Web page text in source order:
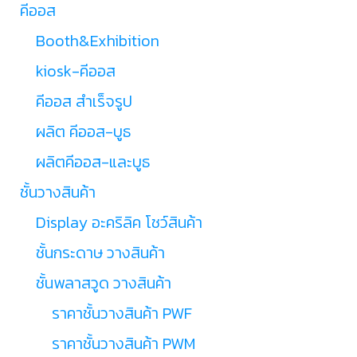
คีออส
Booth&Exhibition
kiosk-คีออส
คีออส สำเร็จรูป
ผลิต คีออส-บูธ
ผลิตคีออส-และบูธ
ชั้นวางสินค้า
Display อะคริลิค โชว์สินค้า
ชั้นกระดาษ วางสินค้า
ชั้นพลาสวูด วางสินค้า
ราคาชั้นวางสินค้า PWF
ราคาชั้นวางสินค้า PWM